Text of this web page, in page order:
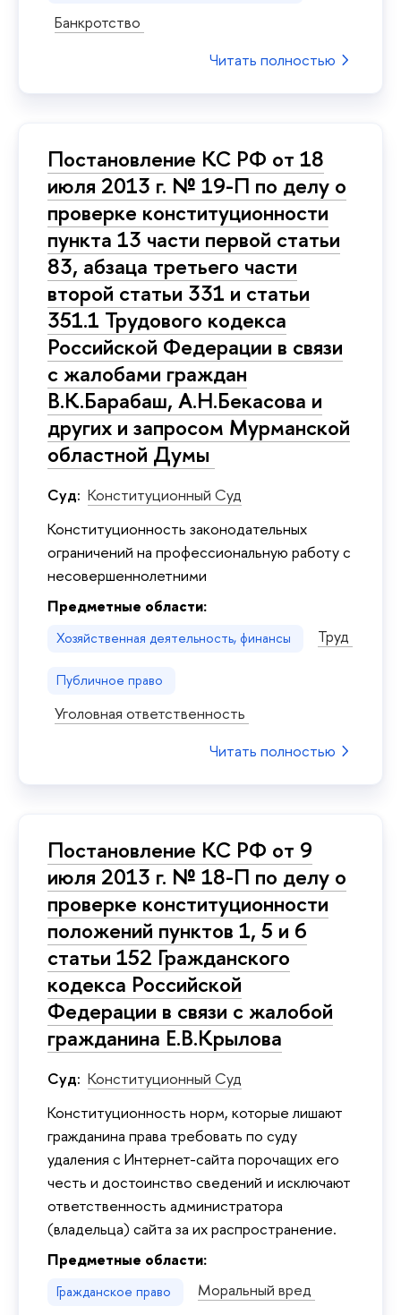
Банкротство
Читать полностью
Постановление КС РФ от 18
июля 2013 г. № 19-П по делу о
проверке конституционности
пункта 13 части первой статьи
83, абзаца третьего части
второй статьи 331 и статьи
351.1 Трудового кодекса
Российской Федерации в связи
с жалобами граждан
В.К.Барабаш, А.Н.Бекасова и
других и запросом Мурманской
областной Думы
Суд: Конституционный Суд
Конституционность законодательных
ограничений на профессиональную работу с
несовершеннолетними
Предметные области:
Хозяйственная деятельность, финансы Труд
Публичное право
Уголовная ответственность
Читать полностью
Постановление КС РФ от 9
июля 2013 г. № 18-П по делу о
проверке конституционности
положений пунктов 1, 5 и 6
статьи 152 Гражданского
кодекса Российской
Федерации в связи с жалобой
гражданина Е.В.Крылова
Суд: Конституционный Суд
Конституционность норм, которые лишают
гражданина права требовать по суду
удаления с Интернет-сайта порочащих его
честь и достоинство сведений и исключают
ответственность администратора
(владельца) сайта за их распространение.
Предметные области:
Гражданское право Моральный вред